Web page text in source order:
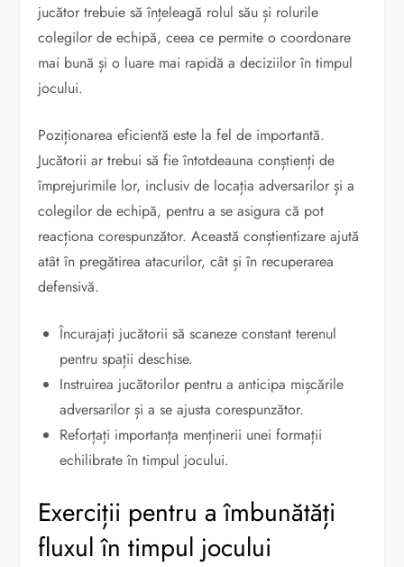
jucător trebuie să înțeleagă rolul său și rolurile
colegilor de echipă, ceea ce permite o coordonare
mai bună și o luare mai rapidă a deciziilor în timpul
jocului.
Poziționarea eficientă este la fel de importantă.
Jucătorii ar trebui să fie întotdeauna conștienți de
împrejurimile lor, inclusiv de locația adversarilor și a
colegilor de echipă, pentru a se asigura că pot
reacționa corespunzător. Această conștientizare ajută
atât în pregătirea atacurilor, cât și în recuperarea
defensivă.
Încurajați jucătorii să scaneze constant terenul
pentru spații deschise.
Instruirea jucătorilor pentru a anticipa mișcările
adversarilor și a se ajusta corespunzător.
Reforțați importanța menținerii unei formații
echilibrate în timpul jocului.
Exerciții pentru a îmbunătăți
fluxul în timpul jocului